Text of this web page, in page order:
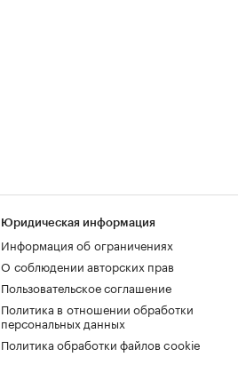
Юридическая информация
Информация об ограничениях
О соблюдении авторских прав
Пользовательское соглашение
Политика в отношении обработки
персональных данных
Политика обработки файлов cookie